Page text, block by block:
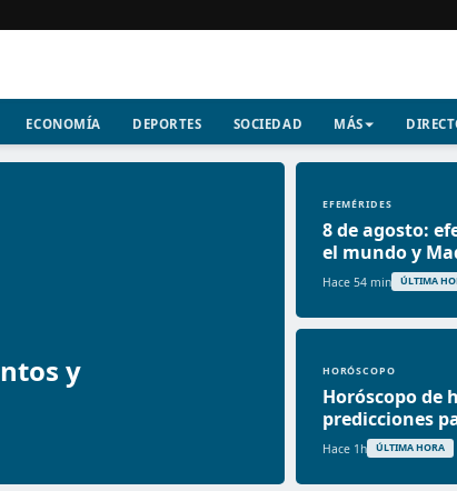
ECONOMÍA DEPORTES SOCIEDAD MÁS
y
EFEMÉRIDES
8 de agosto:
el mundo y
Hace 54 min ÚLTIMA
HORÓSCOPO
Horóscopo de
predicciones
Hace 1h ÚLTIMA HORA